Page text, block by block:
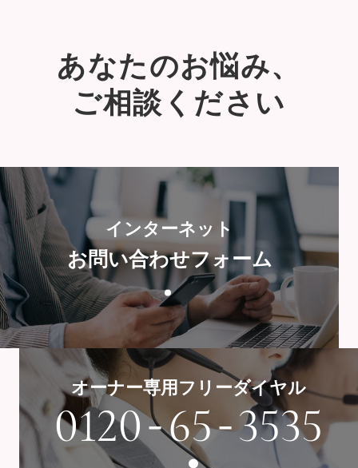
あなたのお悩み、
ご相談ください
インターネット
お問い合わせフォーム
オーナー専用フリーダイヤル
0120-65-3535